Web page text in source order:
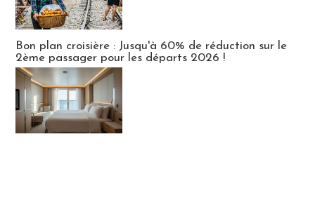
Bon plan croisière : Jusqu'à 60% de réduction sur le
2ème passager pour les départs 2026 !